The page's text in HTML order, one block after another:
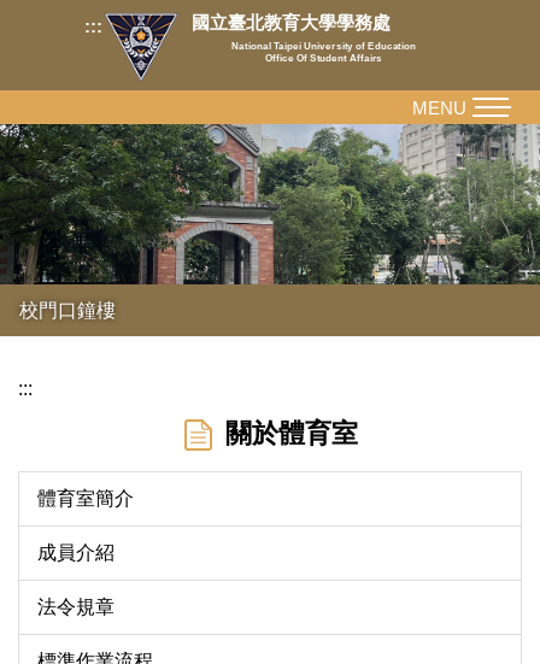
內
容
區
::: 國立臺北教育大學學務處
National Taipei University of Education
Office Of Student Affairs
校門口鐘樓
MENU
:::
關於體育室
體育室簡介
成員介紹
法令規章